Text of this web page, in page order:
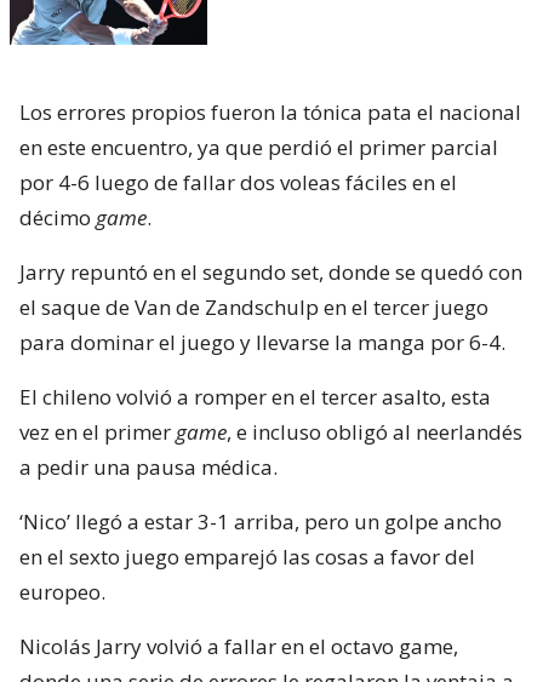
Los errores propios fueron la tónica pata el nacional
en este encuentro, ya que perdió el primer parcial
por 4-6 luego de fallar dos voleas fáciles en el
décimo game.
Jarry repuntó en el segundo set, donde se quedó con
el saque de Van de Zandschulp en el tercer juego
para dominar el juego y llevarse la manga por 6-4.
El chileno volvió a romper en el tercer asalto, esta
vez en el primer game, e incluso obligó al neerlandés
a pedir una pausa médica.
‘Nico’ llegó a estar 3-1 arriba, pero un golpe ancho
en el sexto juego emparejó las cosas a favor del
europeo.
Nicolás Jarry volvió a fallar en el octavo game,